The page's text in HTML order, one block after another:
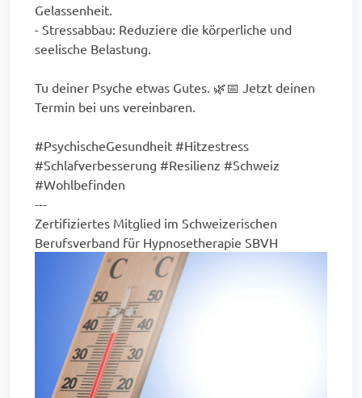
Gelassenheit.
- Stressabbau: Reduziere die körperliche und
seelische Belastung.
Tu deiner Psyche etwas Gutes. 🌿📅 Jetzt deinen
Termin bei uns vereinbaren.
#PsychischeGesundheit #Hitzestress
#Schlafverbesserung #Resilienz #Schweiz
#Wohlbefinden
---
Zertifiziertes Mitglied im Schweizerischen
Berufsverband für Hypnosetherapie SBVH